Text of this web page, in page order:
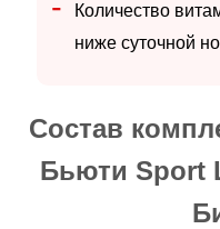
Количество
ниже суточной
Состав
Бьюти Sport